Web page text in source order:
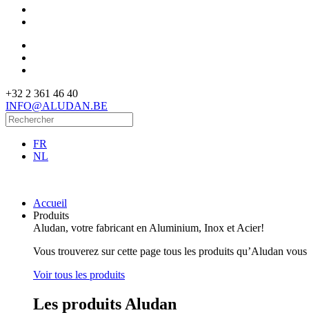
+32 2 361 46 40
INFO@ALUDAN.BE
FR
NL
Accueil
Produits
Aludan, votre fabricant en Aluminium, Inox et Acier!
Vous trouverez sur cette page tous les produits qu’Aludan
Voir tous les produits
Les produits Aludan